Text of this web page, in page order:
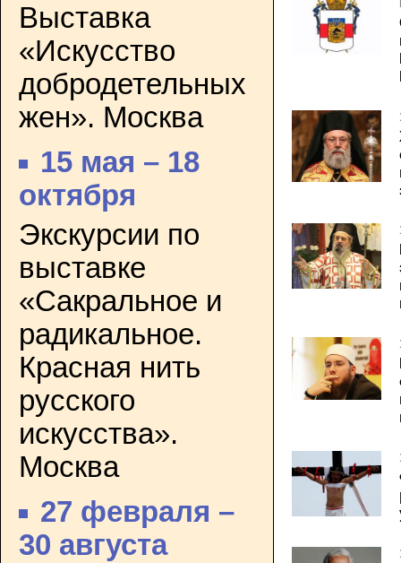
Выставка
«Искусство
добродетельных
жен». Москва
15 мая – 18
октября
Экскурсии по
выставке
«Сакральное и
радикальное.
Красная нить
русского
искусства».
Москва
27 февраля –
30 августа